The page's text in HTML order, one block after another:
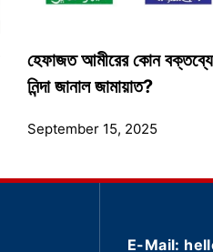
হেফাজত আমীরের কোন
নিন্দা জানাল জামায়াত?
September 15, 2025
E-Mail: